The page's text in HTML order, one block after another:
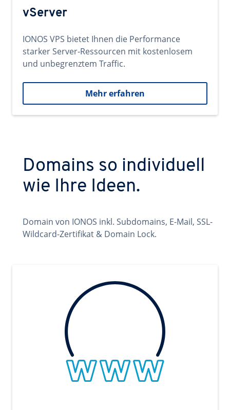
vServer
IONOS VPS bietet Ihnen die Performance
starker Server-Ressourcen mit kostenlosem
und unbegrenztem Traffic.
Mehr erfahren
Domains so individuell
wie Ihre Ideen.
Domain von IONOS inkl. Subdomains, E-Mail, SSL-
Wildcard-Zertifikat & Domain Lock.